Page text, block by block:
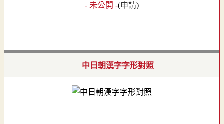
- 未公開 -(申請)
中日朝漢字字形對照